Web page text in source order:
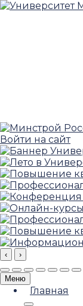
Войти на сайт
‹ ›
Меню
Главная